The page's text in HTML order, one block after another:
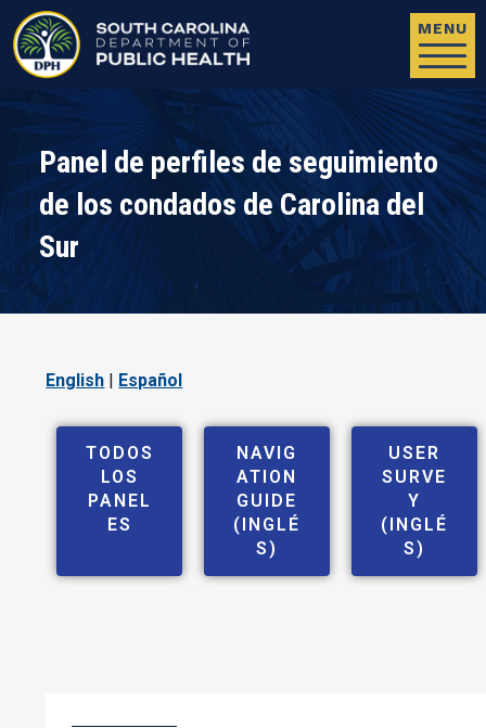
MENU
Panel de perfiles de seguimiento
de los condados de Carolina del
Sur
English | Español
TODOS
LOS
PANEL
ES
NAVIG
ATION
GUIDE
(INGLÉ
S)
USER
SURVE
Y
(INGLÉ
S)